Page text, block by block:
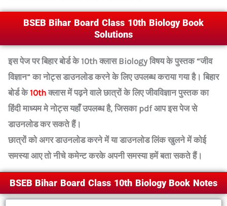
BSEB Bihar Board Class 10th Biology Book
Solutions
इस पेज पर बिहार बोर्ड के 10th क्लास Biology विषय के पुस्तक “जीव
विज्ञान” का नोट्स डाउनलोड करने के लिए उपलब्ध कराया गया है। बिहार
बोर्ड के10th क्लास में पढ़ने वाले छात्रों के लिए जीवविज्ञान पुस्तक का
हिंदी माध्यम मे नोट्स यहाँ उपलब्ध है, जिसका pdf आप इस पेज से
डाउनलोड कर सकते हैं।
छात्रों को अगर डाउनलोड करने में या डाउनलोड लिंक खुलने में कोई
समस्या आए तो नीचे कमेन्ट करके अपनी समस्या हमें बता सकते हैं।
BSEB Bihar Board Class 10th Biology Book Notes